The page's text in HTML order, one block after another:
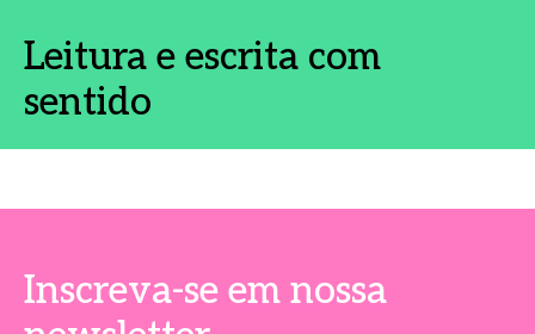
Leitura e escrita com
sentido
Inscreva-se em nossa